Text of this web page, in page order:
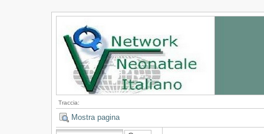
Traccia:
Mostra pagina